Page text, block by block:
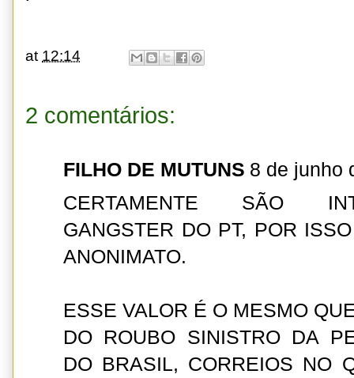
at 12:14
2 comentários:
FILHO DE MUTUNS 8 de junho
CERTAMENTE SÃO
GANGSTER DO PT, POR
ANONIMATO.
ESSE VALOR É O MESMO
DO ROUBO SINISTRO DA
DO BRASIL, CORREIOS NO